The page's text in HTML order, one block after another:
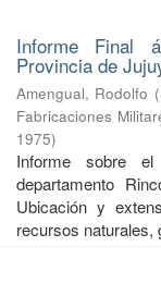
Informe Final
Provincia de
Amengual, Rodolfo (
Fabricaciones
1975)
Informe sobre
departamento
Ubicación y
recursos naturales,